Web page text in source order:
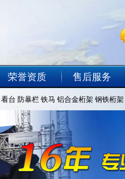
荣誉资质 售后服务
看台 防暴栏 铁马 铝合金桁架 钢铁桁架